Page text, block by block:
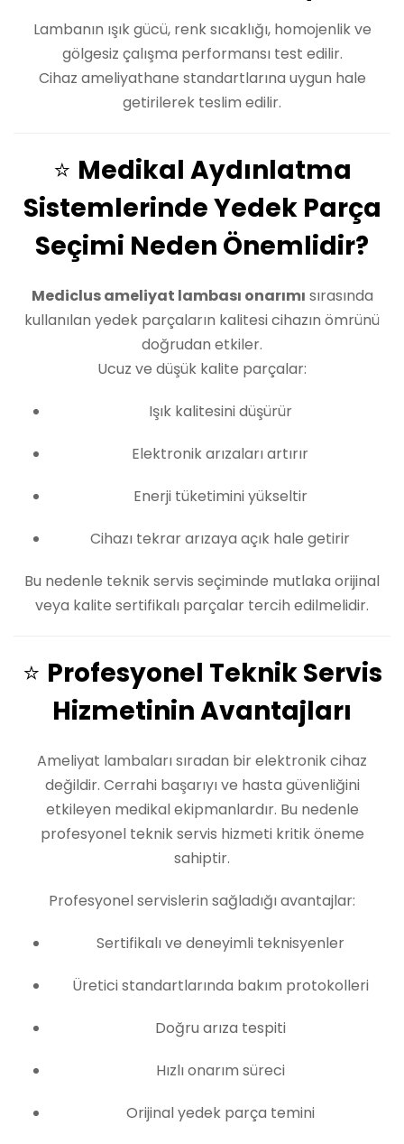
Lambanın ışık gücü, renk sıcaklığı, homojenlik ve
gölgesiz çalışma performansı test edilir.
Cihaz ameliyathane standartlarına uygun hale
getirilerek teslim edilir.
⭐ Medikal Aydınlatma
Sistemlerinde Yedek Parça
Seçimi Neden Önemlidir?
Mediclus ameliyat lambası onarımı sırasında
kullanılan yedek parçaların kalitesi cihazın ömrünü
doğrudan etkiler.
Ucuz ve düşük kalite parçalar:
Işık kalitesini düşürür
Elektronik arızaları artırır
Enerji tüketimini yükseltir
Cihazı tekrar arızaya açık hale getirir
Bu nedenle teknik servis seçiminde mutlaka orijinal
veya kalite sertifikalı parçalar tercih edilmelidir.
⭐ Profesyonel Teknik Servis
Hizmetinin Avantajları
Ameliyat lambaları sıradan bir elektronik cihaz
değildir. Cerrahi başarıyı ve hasta güvenliğini
etkileyen medikal ekipmanlardır. Bu nedenle
profesyonel teknik servis hizmeti kritik öneme
sahiptir.
Profesyonel servislerin sağladığı avantajlar:
Sertifikalı ve deneyimli teknisyenler
Üretici standartlarında bakım protokolleri
Doğru arıza tespiti
Hızlı onarım süreci
Orijinal yedek parça temini